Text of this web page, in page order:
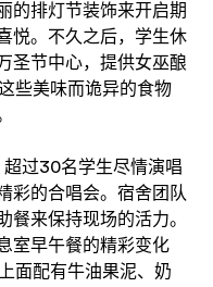
的排灯节装饰来开启期
悦。不久之后，学生休
圣节中心，提供女巫酿
些美味而诡异的食物
过30名学生尽情演唱
彩的合唱会。宿舍团队
餐来保持现场的活力。
室早午餐的精彩变化
面配有牛油果泥、奶